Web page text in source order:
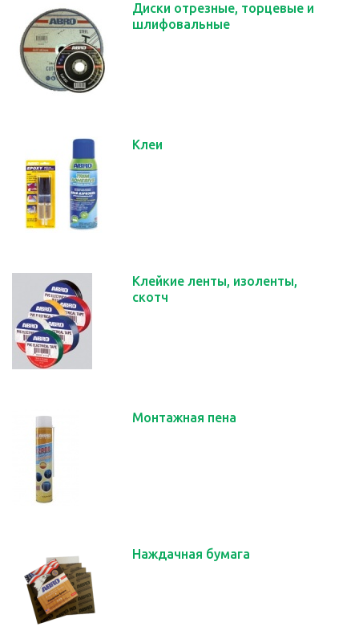
Диски отрезные, торцевые и
шлифовальные
Клеи
Клейкие ленты, изоленты,
скотч
Монтажная пена
Наждачная бумага